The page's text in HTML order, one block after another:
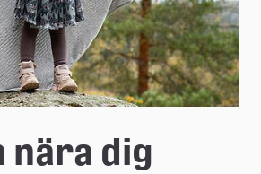
nära dig